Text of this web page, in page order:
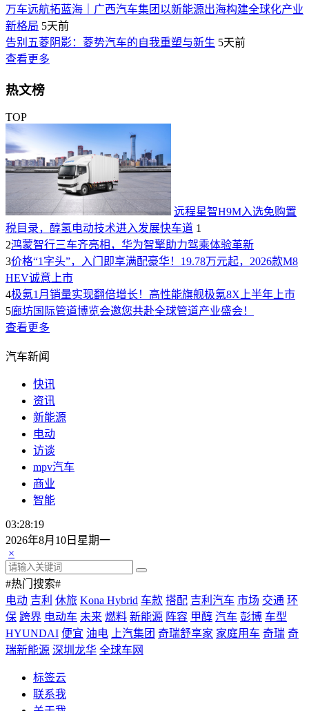
万车远航拓蓝海｜广西汽车集团以新能源出海构建全球化产业
新格局 5天前
告别五菱阴影：菱势汽车的自我重塑与新生 5天前
查看更多
热文榜
TOP
远程星智H9M入选免购置
税目录，醇氢电动技术进入发展快车道 1
2鸿蒙智行三车齐亮相，华为智擎助力驾乘体验革新
3价格“1字头”，入门即享满配豪华！19.78万元起，2026款M8
HEV诚意上市
4极氪1月销量实现翻倍增长！高性能旗舰极氪8X上半年上市
5廊坊国际管道博览会邀您共赴全球管道产业盛会！
查看更多
汽车新闻
快讯
资讯
新能源
电动
访谈
mpv汽车
商业
智能
03:28:20
2026年8月10日星期一
×
#热门搜索#
电动 吉利 休旅 Kona Hybrid 车款 搭配 吉利汽车 市场 交通 环
保 跨界 电动车 未来 燃料 新能源 阵容 甲醇 汽车 彭博 车型
HYUNDAI 便宜 油电 上汽集团 奇瑞舒享家 家庭用车 奇瑞 奇
瑞新能源 深圳龙华 全球车网
标签云
联系我